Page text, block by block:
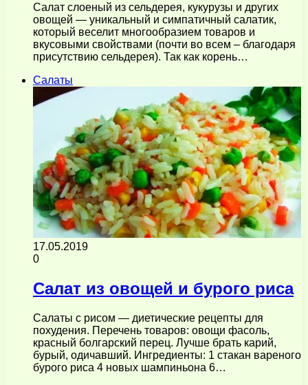
Салат слоеный из сельдерея, кукурузы и других
овощей — уникальный и симпатичный салатик,
который веселит многообразием товаров и
вкусовыми свойствами (почти во всем – благодаря
присутствию сельдерея). Так как корень…
Салаты
17.05.2019
0
Салат из овощей и бурого риса
Салаты с рисом — диетические рецепты для
похудения. Перечень товаров: овощи фасоль,
красный болгарский перец. Лучше брать карий,
бурый, одичавший. Ингредиенты: 1 стакан вареного
бурого риса 4 новых шампиньона 6…